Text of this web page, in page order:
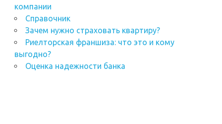
компании
Справочник
Зачем нужно страховать квартиру?
Риелторская франшиза: что это и кому
выгодно?
Оценка надежности банка